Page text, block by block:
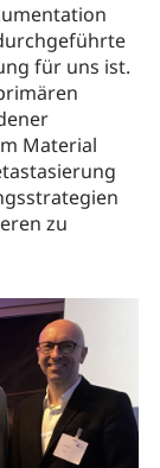
für uns ist.
Material
zu